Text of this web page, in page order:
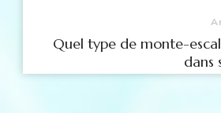
Quel type de monte-
dans